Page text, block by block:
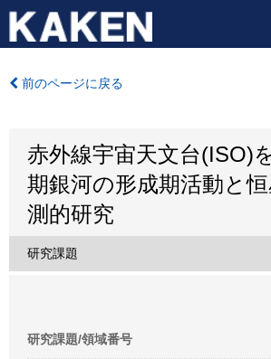
前のページに戻る
赤外線宇宙天文台(ISO)
期銀河の形成期活動と
測的研究
研究課題
研究課題/領域番号